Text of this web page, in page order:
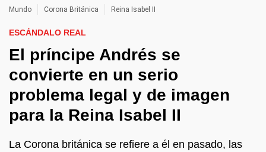
Mundo Corona Británica Reina Isabel II
ESCÁNDALO REAL
El príncipe Andrés se
convierte en un serio
problema legal y de imagen
para la Reina Isabel II
La Corona británica se refiere a él en pasado, las